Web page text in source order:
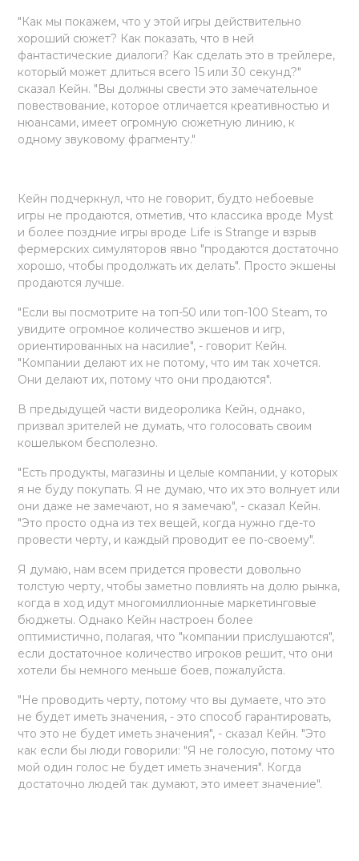
"Как мы покажем, что у этой игры действительно
хороший сюжет? Как показать, что в ней
фантастические диалоги? Как сделать это в трейлере,
который может длиться всего 15 или 30 секунд?"
сказал Кейн. "Вы должны свести это замечательное
повествование, которое отличается креативностью и
нюансами, имеет огромную сюжетную линию, к
одному звуковому фрагменту."
Кейн подчеркнул, что не говорит, будто небоевые
игры не продаются, отметив, что классика вроде Myst
и более поздние игры вроде Life is Strange и взрыв
фермерских симуляторов явно "продаются достаточно
хорошо, чтобы продолжать их делать". Просто экшены
продаются лучше.
"Если вы посмотрите на топ-50 или топ-100 Steam, то
увидите огромное количество экшенов и игр,
ориентированных на насилие", - говорит Кейн.
"Компании делают их не потому, что им так хочется.
Они делают их, потому что они продаются".
В предыдущей части видеоролика Кейн, однако,
призвал зрителей не думать, что голосовать своим
кошельком бесполезно.
"Есть продукты, магазины и целые компании, у которых
я не буду покупать. Я не думаю, что их это волнует или
они даже не замечают, но я замечаю", - сказал Кейн.
"Это просто одна из тех вещей, когда нужно где-то
провести черту, и каждый проводит ее по-своему".
Я думаю, нам всем придется провести довольно
толстую черту, чтобы заметно повлиять на долю рынка,
когда в ход идут многомиллионные маркетинговые
бюджеты. Однако Кейн настроен более
оптимистично, полагая, что "компании прислушаются",
если достаточное количество игроков решит, что они
хотели бы немного меньше боев, пожалуйста.
"Не проводить черту, потому что вы думаете, что это
не будет иметь значения, - это способ гарантировать,
что это не будет иметь значения", - сказал Кейн. "Это
как если бы люди говорили: "Я не голосую, потому что
мой один голос не будет иметь значения". Когда
достаточно людей так думают, это имеет значение".